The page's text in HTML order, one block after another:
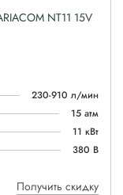
NT11 15V
230-910 л/мин
15 атм
11 кВт
380 В
Получить скидку